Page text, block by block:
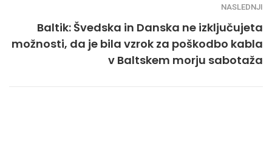
NASLEDNJI
Baltik: Švedska in Danska ne izključujeta
možnosti, da je bila vzrok za poškodbo kabla
v Baltskem morju sabotaža